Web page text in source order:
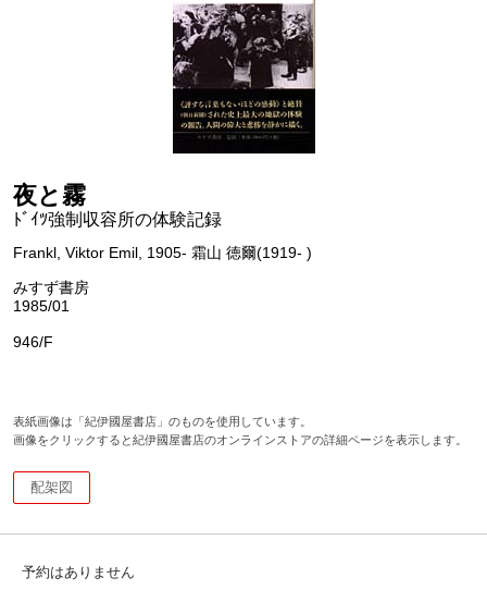
夜と霧
ﾄﾞｲﾂ強制収容所の体験記録
Frankl, Viktor Emil, 1905- 霜山 徳爾(1919- )
みすず書房
1985/01
946/F
表紙画像は「紀伊國屋書店」のものを使用しています。
画像をクリックすると紀伊國屋書店のオンラインストアの詳細ページを表示します。
配架図
予約はありません